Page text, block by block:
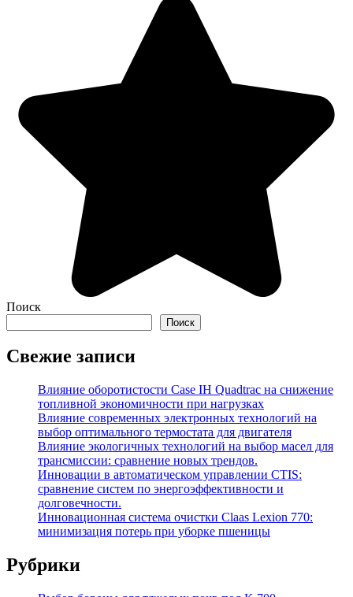
Поиск
Поиск
Свежие записи
Влияние оборотистости Case IH Quadtrac на снижение
топливной экономичности при нагрузках
Влияние современных электронных технологий на
выбор оптимального термостата для двигателя
Влияние экологичных технологий на выбор масел для
трансмиссии: сравнение новых трендов.
Инновации в автоматическом управлении CTIS:
сравнение систем по энергоэффективности и
долговечности.
Инновационная система очистки Claas Lexion 770:
минимизация потерь при уборке пшеницы
Рубрики